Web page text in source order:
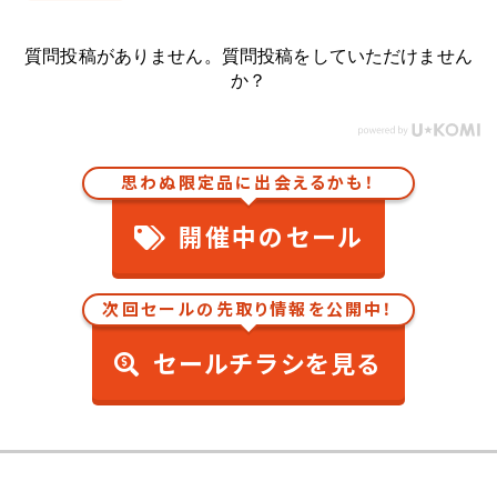
質問投稿がありません。質問投稿をしていただけません
か？
思わぬ限定品に出会えるかも！
開催中のセール
次回セールの先取り情報を公開中！
セールチラシを見る